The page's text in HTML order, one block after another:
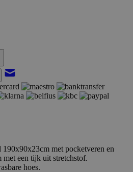
190x90x23cm met pocketveren en
een tijk uit stretchstof.
hoes.